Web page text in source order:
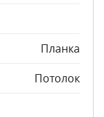
Планка
Потолок